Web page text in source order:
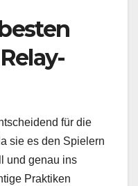
für die
sie es den Spielern
und genau ins
Praktiken